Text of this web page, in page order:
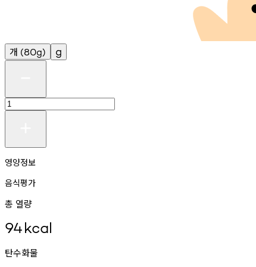
개 (80g) g
영양정보
음식평가
총 열량
94kcal
탄수화물